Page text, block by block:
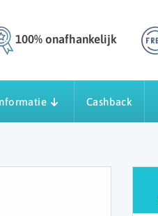
100% onafhankelijk
Cashback